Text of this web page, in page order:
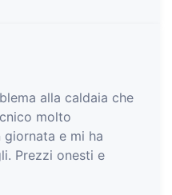
alla caldaia che
molto
e mi ha
Prezzi onesti e